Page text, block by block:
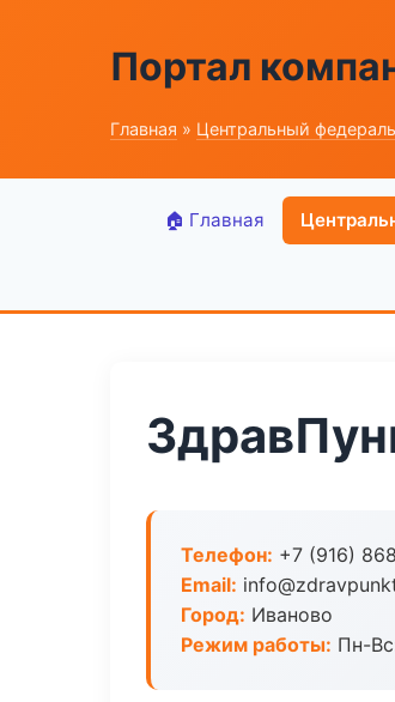
Портал
Главная » Центральный
🏠 Главная
Телефон: +7 (916)
Email:
Город: Иваново
Режим работы: Пн-